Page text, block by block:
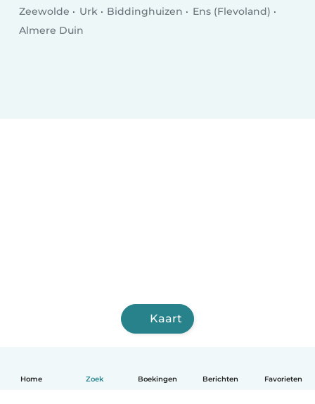
Home Zoek Boekingen Berichten Favorieten
Zeewolde
Urk Biddinghuizen
Ens (Flevoland)
Almere Duin
Kaart